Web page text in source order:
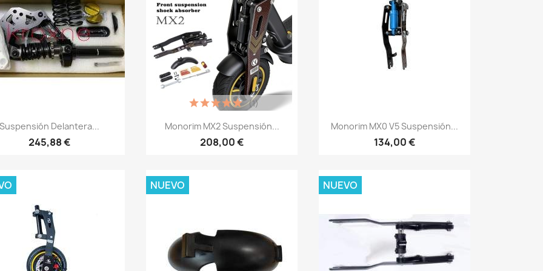
Vista rápida
Delantera...
245,88 €
Vista rápida
Monorim MX2 Suspensión...
208,00 €
(1)
Vista rápida
Monorim MX0 V5 Suspensión...
134,00 €
NUEVO NUEVO